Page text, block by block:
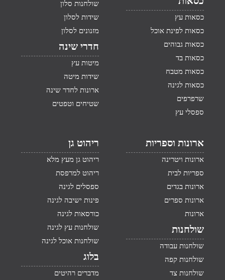
כסאות עץ
כסאות לפינת אוכל
כסאות גבוהים
כסאות בד
כסאות מטבח
כסאות לגינה
שרפרפים
ספסלי עץ
שולחנות סלון
שידות לסלון
מזנונים לסלון
חדרי שינה
מיטות עץ
שידות מיטה
ארונות לחדר שינה
שטיחים וטפטים
ארונות וספריות
ארונות ויטרינה
ספריות לבית
ארונות בגדים
ארונות ספרים
ארונות
שולחנות
שולחנות עבודה
שולחנות קפה
שולחנות צד
ריהוט גן
ריהוט גן מעץ מלא
ריהוט למרפסת
ספסלים לגינה
פינות ישיבה לגינה
כורסאות לגינה
שולחנות עץ לגינה
שולחנות אוכל לגינה
בלוג
מדברים רהיטים